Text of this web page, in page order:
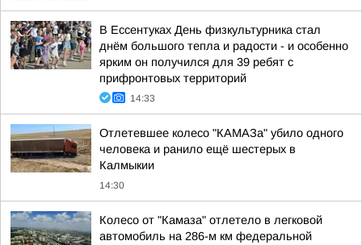
В Ессентуках День физкультурника стал
днём большого тепла и радости - и особенно
ярким он получился для 39 ребят с
прифронтовых территорий
14:33
Отлетевшее колесо "КАМАЗа" убило одного
человека и ранило ещё шестерых в
Калмыкии
14:30
Колесо от "Камаза" отлетело в легковой
автомобиль на 286-м км федеральной